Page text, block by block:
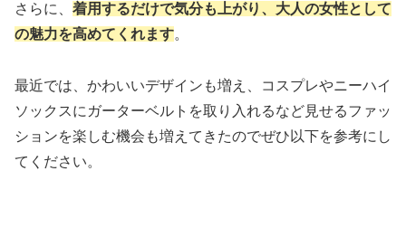
さらに、 着用するだけで気分も上がり、大人の女性として
の魅力を高めてくれます。
最近では、かわいいデザインも増え、コスプレやニーハイ
ソックスにガーターベルトを取り入れるなど見せるファッ
ションを楽しむ機会も増えてきたのでぜひ以下を参考にし
てください。